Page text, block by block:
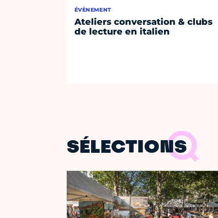
ÉVÈNEMENT
Ateliers conversation & clubs
de lecture en italien
SÉLECTIONS